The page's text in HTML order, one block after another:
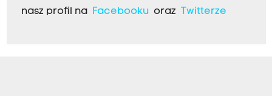
nasz profil na
Facebookuoraz Twitterze